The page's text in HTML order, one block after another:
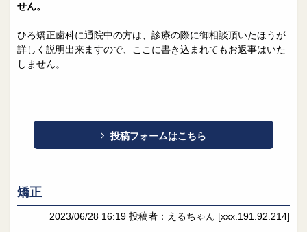
せん。
ひろ矯正歯科に通院中の方は、診療の際に御相談頂いたほうが
詳しく説明出来ますので、ここに書き込まれてもお返事はいた
しません。
投稿フォームはこちら
矯正
2023/06/28 16:19 投稿者：えるちゃん [xxx.191.92.214]